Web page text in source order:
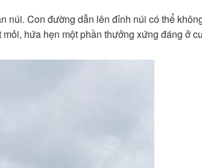
núi. Con đường dẫn lên đỉnh núi có thể
hứa hẹn một phần thưởng xứng đáng ở